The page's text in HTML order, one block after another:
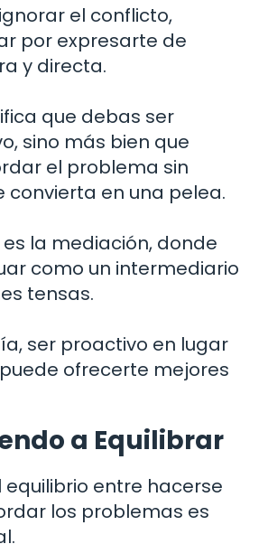
el conflicto,
por expresarte de
y directa.
que debas ser
sino más bien que
el problema sin
convierta en una pelea.
la mediación, donde
como un intermediario
tensas.
ser proactivo en lugar
ofrecerte mejores
a Equilibrar
equilibrio entre hacerse
los problemas es